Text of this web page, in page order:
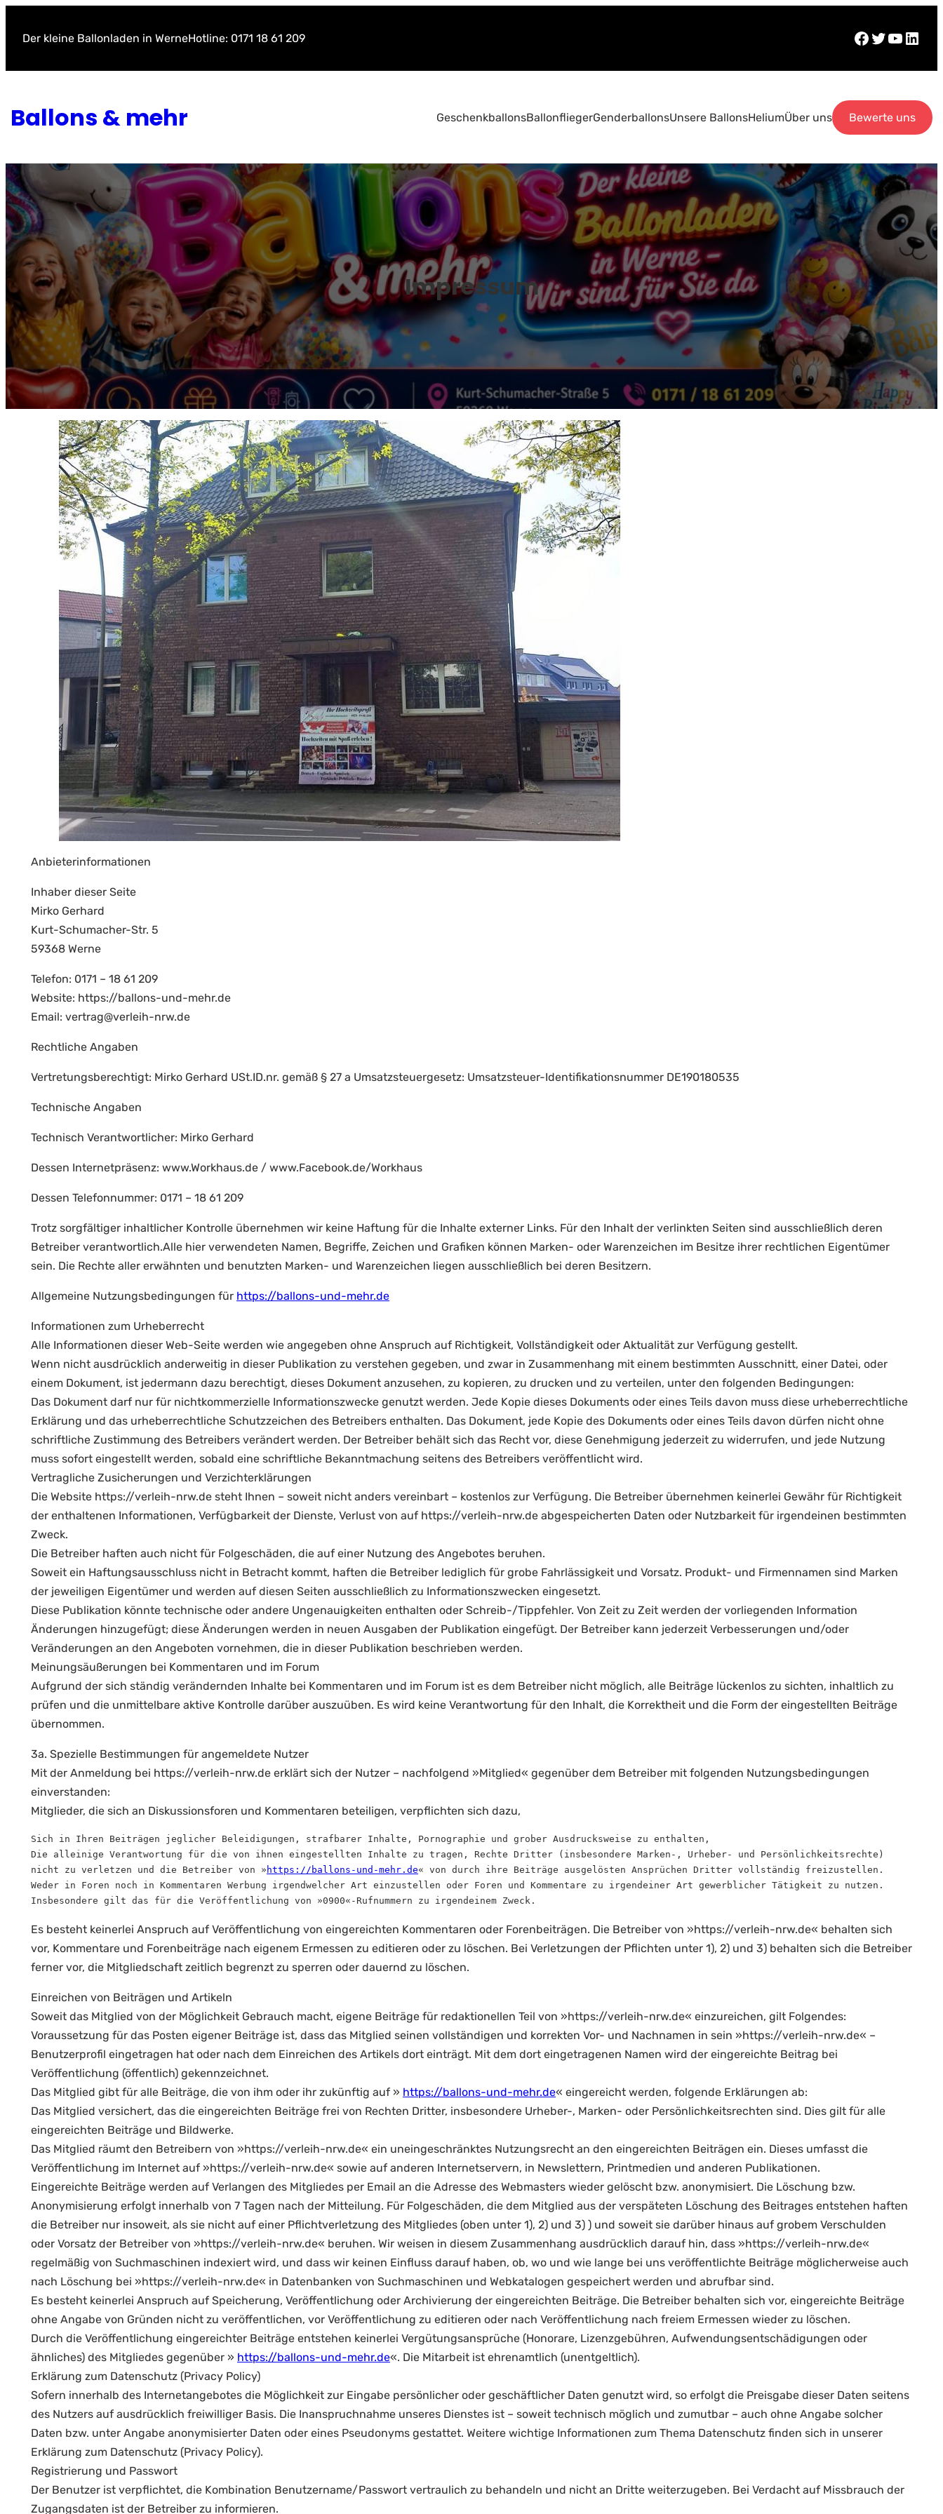
InhaltDer kleine Ballonladen in WerneHotline: 0171 18 61 209 Facebook Twitter YouTube LinkedIn
Ballons & mehr GeschenkballonsBallonfliegerGenderballonsUnsere BallonsHeliumÜber uns Bewerte uns
Impressum
Anbieterinformationen
Inhaber dieser Seite
Mirko Gerhard
Kurt-Schumacher-Str. 5
59368 Werne
Telefon: 0171 – 18 61 209
Website: https://ballons-und-mehr.de
Email: vertrag@verleih-nrw.de
Rechtliche Angaben
Vertretungsberechtigt: Mirko Gerhard USt.ID.nr. gemäß § 27 a Umsatzsteuergesetz: Umsatzsteuer-Identifikationsnummer DE190180535
Technische Angaben
Technisch Verantwortlicher: Mirko Gerhard
Dessen Internetpräsenz: www.Workhaus.de / www.Facebook.de/Workhaus
Dessen Telefonnummer: 0171 – 18 61 209
Trotz sorgfältiger inhaltlicher Kontrolle übernehmen wir keine Haftung für die Inhalte externer Links. Für den Inhalt der verlinkten Seiten sind ausschließlich deren
Betreiber verantwortlich.Alle hier verwendeten Namen, Begriffe, Zeichen und Grafiken können Marken- oder Warenzeichen im Besitze ihrer rechtlichen Eigentümer
sein. Die Rechte aller erwähnten und benutzten Marken- und Warenzeichen liegen ausschließlich bei deren Besitzern.
Allgemeine Nutzungsbedingungen für https://ballons-und-mehr.de
Informationen zum Urheberrecht
Alle Informationen dieser Web-Seite werden wie angegeben ohne Anspruch auf Richtigkeit, Vollständigkeit oder Aktualität zur Verfügung gestellt.
Wenn nicht ausdrücklich anderweitig in dieser Publikation zu verstehen gegeben, und zwar in Zusammenhang mit einem bestimmten Ausschnitt, einer Datei, oder
einem Dokument, ist jedermann dazu berechtigt, dieses Dokument anzusehen, zu kopieren, zu drucken und zu verteilen, unter den folgenden Bedingungen:
Das Dokument darf nur für nichtkommerzielle Informationszwecke genutzt werden. Jede Kopie dieses Dokuments oder eines Teils davon muss diese urheberrechtliche
Erklärung und das urheberrechtliche Schutzzeichen des Betreibers enthalten. Das Dokument, jede Kopie des Dokuments oder eines Teils davon dürfen nicht ohne
schriftliche Zustimmung des Betreibers verändert werden. Der Betreiber behält sich das Recht vor, diese Genehmigung jederzeit zu widerrufen, und jede Nutzung
muss sofort eingestellt werden, sobald eine schriftliche Bekanntmachung seitens des Betreibers veröffentlicht wird.
Vertragliche Zusicherungen und Verzichterklärungen
Die Website https://verleih-nrw.de steht Ihnen – soweit nicht anders vereinbart – kostenlos zur Verfügung. Die Betreiber übernehmen keinerlei Gewähr für Richtigkeit
der enthaltenen Informationen, Verfügbarkeit der Dienste, Verlust von auf https://verleih-nrw.de abgespeicherten Daten oder Nutzbarkeit für irgendeinen bestimmten
Zweck.
Die Betreiber haften auch nicht für Folgeschäden, die auf einer Nutzung des Angebotes beruhen.
Soweit ein Haftungsausschluss nicht in Betracht kommt, haften die Betreiber lediglich für grobe Fahrlässigkeit und Vorsatz. Produkt- und Firmennamen sind Marken
der jeweiligen Eigentümer und werden auf diesen Seiten ausschließlich zu Informationszwecken eingesetzt.
Diese Publikation könnte technische oder andere Ungenauigkeiten enthalten oder Schreib-/Tippfehler. Von Zeit zu Zeit werden der vorliegenden Information
Änderungen hinzugefügt; diese Änderungen werden in neuen Ausgaben der Publikation eingefügt. Der Betreiber kann jederzeit Verbesserungen und/oder
Veränderungen an den Angeboten vornehmen, die in dieser Publikation beschrieben werden.
Meinungsäußerungen bei Kommentaren und im Forum
Aufgrund der sich ständig verändernden Inhalte bei Kommentaren und im Forum ist es dem Betreiber nicht möglich, alle Beiträge lückenlos zu sichten, inhaltlich zu
prüfen und die unmittelbare aktive Kontrolle darüber auszuüben. Es wird keine Verantwortung für den Inhalt, die Korrektheit und die Form der eingestellten Beiträge
übernommen.
3a. Spezielle Bestimmungen für angemeldete Nutzer
Mit der Anmeldung bei https://verleih-nrw.de erklärt sich der Nutzer – nachfolgend »Mitglied« gegenüber dem Betreiber mit folgenden Nutzungsbedingungen
einverstanden:
Mitglieder, die sich an Diskussionsforen und Kommentaren beteiligen, verpflichten sich dazu,
Sich in Ihren Beiträgen jeglicher Beleidigungen, strafbarer Inhalte, Pornographie und grober Ausdrucksweise zu enthalten,
Die alleinige Verantwortung für die von ihnen eingestellten Inhalte zu tragen, Rechte Dritter (insbesondere Marken-, Urheber- und Persönlichkeitsrechte)
nicht zu verletzen und die Betreiber von » https://ballons-und-mehr.de« von durch ihre Beiträge ausgelösten Ansprüchen Dritter vollständig freizustellen.
Weder in Foren noch in Kommentaren Werbung irgendwelcher Art einzustellen oder Foren und Kommentare zu irgendeiner Art gewerblicher Tätigkeit zu nutzen.
Insbesondere gilt das für die Veröffentlichung von »0900«-Rufnummern zu irgendeinem Zweck.
Es besteht keinerlei Anspruch auf Veröffentlichung von eingereichten Kommentaren oder Forenbeiträgen. Die Betreiber von »https://verleih-nrw.de« behalten sich
vor, Kommentare und Forenbeiträge nach eigenem Ermessen zu editieren oder zu löschen. Bei Verletzungen der Pflichten unter 1), 2) und 3) behalten sich die Betreiber
ferner vor, die Mitgliedschaft zeitlich begrenzt zu sperren oder dauernd zu löschen.
Einreichen von Beiträgen und Artikeln
Soweit das Mitglied von der Möglichkeit Gebrauch macht, eigene Beiträge für redaktionellen Teil von »https://verleih-nrw.de« einzureichen, gilt Folgendes:
Voraussetzung für das Posten eigener Beiträge ist, dass das Mitglied seinen vollständigen und korrekten Vor- und Nachnamen in sein »https://verleih-nrw.de« –
Benutzerprofil eingetragen hat oder nach dem Einreichen des Artikels dort einträgt. Mit dem dort eingetragenen Namen wird der eingereichte Beitrag bei
Veröffentlichung (öffentlich) gekennzeichnet.
Das Mitglied gibt für alle Beiträge, die von ihm oder ihr zukünftig auf » https://ballons-und-mehr.de« eingereicht werden, folgende Erklärungen ab:
Das Mitglied versichert, das die eingereichten Beiträge frei von Rechten Dritter, insbesondere Urheber-, Marken- oder Persönlichkeitsrechten sind. Dies gilt für alle
eingereichten Beiträge und Bildwerke.
Das Mitglied räumt den Betreibern von »https://verleih-nrw.de« ein uneingeschränktes Nutzungsrecht an den eingereichten Beiträgen ein. Dieses umfasst die
Veröffentlichung im Internet auf »https://verleih-nrw.de« sowie auf anderen Internetservern, in Newslettern, Printmedien und anderen Publikationen.
Eingereichte Beiträge werden auf Verlangen des Mitgliedes per Email an die Adresse des Webmasters wieder gelöscht bzw. anonymisiert. Die Löschung bzw.
Anonymisierung erfolgt innerhalb von 7 Tagen nach der Mitteilung. Für Folgeschäden, die dem Mitglied aus der verspäteten Löschung des Beitrages entstehen haften
die Betreiber nur insoweit, als sie nicht auf einer Pflichtverletzung des Mitgliedes (oben unter 1), 2) und 3) ) und soweit sie darüber hinaus auf grobem Verschulden
oder Vorsatz der Betreiber von »https://verleih-nrw.de« beruhen. Wir weisen in diesem Zusammenhang ausdrücklich darauf hin, dass »https://verleih-nrw.de«
regelmäßig von Suchmaschinen indexiert wird, und dass wir keinen Einfluss darauf haben, ob, wo und wie lange bei uns veröffentlichte Beiträge möglicherweise auch
nach Löschung bei »https://verleih-nrw.de« in Datenbanken von Suchmaschinen und Webkatalogen gespeichert werden und abrufbar sind.
Es besteht keinerlei Anspruch auf Speicherung, Veröffentlichung oder Archivierung der eingereichten Beiträge. Die Betreiber behalten sich vor, eingereichte Beiträge
ohne Angabe von Gründen nicht zu veröffentlichen, vor Veröffentlichung zu editieren oder nach Veröffentlichung nach freiem Ermessen wieder zu löschen.
Durch die Veröffentlichung eingereichter Beiträge entstehen keinerlei Vergütungsansprüche (Honorare, Lizenzgebühren, Aufwendungsentschädigungen oder
ähnliches) des Mitgliedes gegenüber » https://ballons-und-mehr.de«. Die Mitarbeit ist ehrenamtlich (unentgeltlich).
Erklärung zum Datenschutz (Privacy Policy)
Sofern innerhalb des Internetangebotes die Möglichkeit zur Eingabe persönlicher oder geschäftlicher Daten genutzt wird, so erfolgt die Preisgabe dieser Daten seitens
des Nutzers auf ausdrücklich freiwilliger Basis. Die Inanspruchnahme unseres Dienstes ist – soweit technisch möglich und zumutbar – auch ohne Angabe solcher
Daten bzw. unter Angabe anonymisierter Daten oder eines Pseudonyms gestattet. Weitere wichtige Informationen zum Thema Datenschutz finden sich in unserer
Erklärung zum Datenschutz (Privacy Policy).
Registrierung und Passwort
Der Benutzer ist verpflichtet, die Kombination Benutzername/Passwort vertraulich zu behandeln und nicht an Dritte weiterzugeben. Bei Verdacht auf Missbrauch der
Zugangsdaten ist der Betreiber zu informieren.